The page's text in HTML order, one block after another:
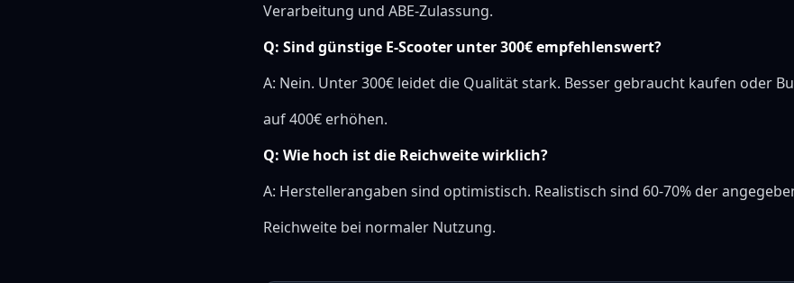
Verarbeitung und ABE-Zulassung.
Q: Sind günstige E-Scooter unter 300€ empfehlenswert?
A: Nein. Unter 300€ leidet die Qualität stark. Besser gebraucht kaufen oder
auf 400€ erhöhen.
Q: Wie hoch ist die Reichweite wirklich?
A: Herstellerangaben sind optimistisch. Realistisch sind 60-70% der
Reichweite bei normaler Nutzung.